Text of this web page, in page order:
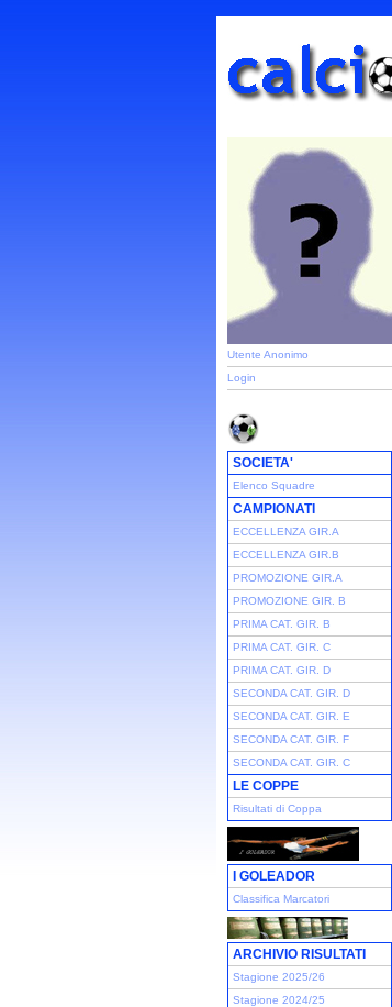
Utente Anonimo
Login
SOCIETA'
Elenco Squadre
CAMPIONATI
ECCELLENZA GIR.A
ECCELLENZA GIR.B
PROMOZIONE GIR.A
PROMOZIONE GIR. B
PRIMA CAT. GIR. B
PRIMA CAT. GIR. C
PRIMA CAT. GIR. D
SECONDA CAT. GIR. D
SECONDA CAT. GIR. E
SECONDA CAT. GIR. F
SECONDA CAT. GIR. C
LE COPPE
Risultati di Coppa
I GOLEADOR
Classifica Marcatori
ARCHIVIO RISULTATI
Stagione 2025/26
Stagione 2024/25